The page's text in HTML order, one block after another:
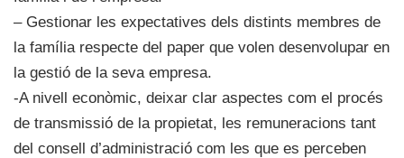
– Gestionar les expectatives dels distints membres de
la família respecte del paper que volen desenvolupar en
la gestió de la seva empresa.
-A nivell econòmic, deixar clar aspectes com el procés
de transmissió de la propietat, les remuneracions tant
del consell d’administració com les que es perceben